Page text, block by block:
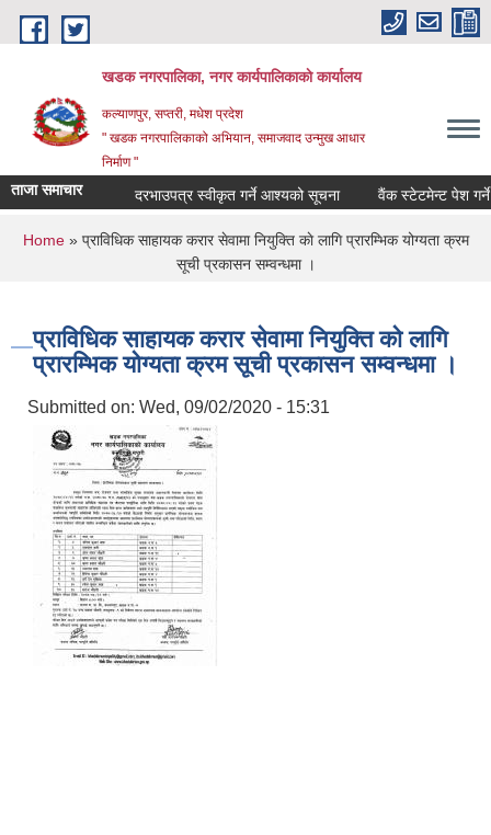
Skip to main content
खडक नगरपालिका, नगर कार्यपालिकाकाे कार्यालय
कल्याणपुर, सप्तरी, मधेश प्रदेश
" खडक नगरपालिकाको अभियान, समाजवाद उन्मुख आधार
निर्माण "
ताजा समाचार दरभाउपत्र स्वीकृत गर्ने आश्यको सूचना वैंक स्टेटमेन्ट पेश गर्ने
You are here
Home» प्राविधिक साहायक करार सेवामा नियुक्ति काे लागि प्रारम्भिक योग्यता क्रम
सूची प्रकासन सम्वन्धमा ।
प्राविधिक साहायक करार सेवामा नियुक्ति काे लागि
प्रारम्भिक योग्यता क्रम सूची प्रकासन सम्वन्धमा ।
Submitted on: Wed, 09/02/2020 - 15:31